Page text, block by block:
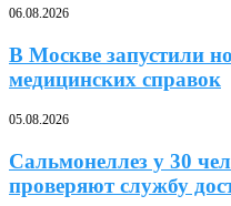
06.08.2026
В Москве запустили
медицинских справок
05.08.2026
Сальмонеллез у 30
проверяют службу